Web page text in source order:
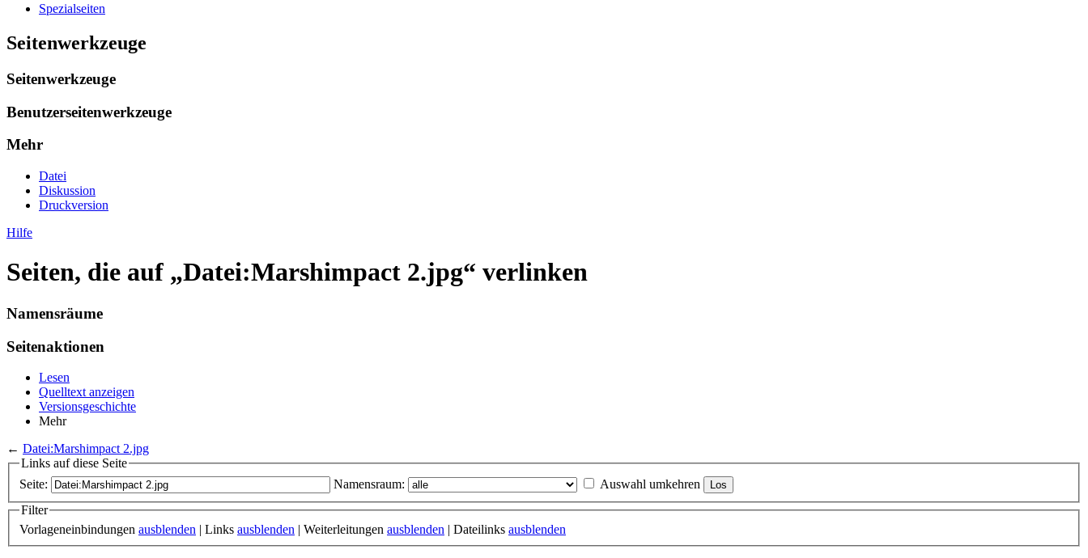
Spezialseiten
Seitenwerkzeuge
Seitenwerkzeuge
Benutzerseitenwerkzeuge
Mehr
Datei
Diskussion
Druckversion
Hilfe
Seiten, die auf „Datei:Marshimpact 2.jpg“ verlinken
Namensräume
Seitenaktionen
Lesen
Quelltext anzeigen
Versionsgeschichte
Mehr
← Datei:Marshimpact 2.jpg
Links auf diese Seite
Seite:
Namensraum:
Auswahl umkehren
Filter
Vorlageneinbindungen ausblenden | Links ausblenden | Weiterleitungen ausblenden | Dateilinks ausblenden